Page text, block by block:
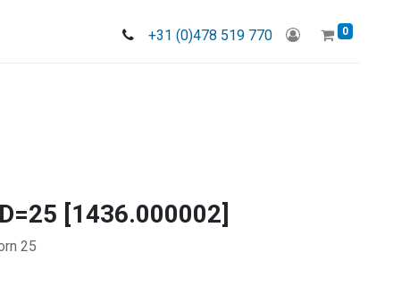
+31 (0)478 519 770 0
[1436.000002]
25